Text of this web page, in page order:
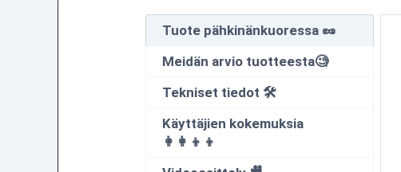
Tuote pähkinänkuoressa 🥜
Meidän arvio tuotteesta🧐
Tekniset tiedot 🛠
Käyttäjien kokemuksia
👩‍👩‍👦‍👦